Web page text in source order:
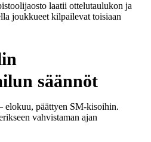
laatii ottelutaulukon ja
joukkueet kilpailevat toisiaan
säännöt
elokuu, päättyen SM-kisoihin.
vahvistaman ajan